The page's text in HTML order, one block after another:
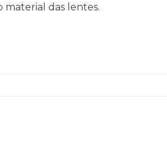
material das lentes.